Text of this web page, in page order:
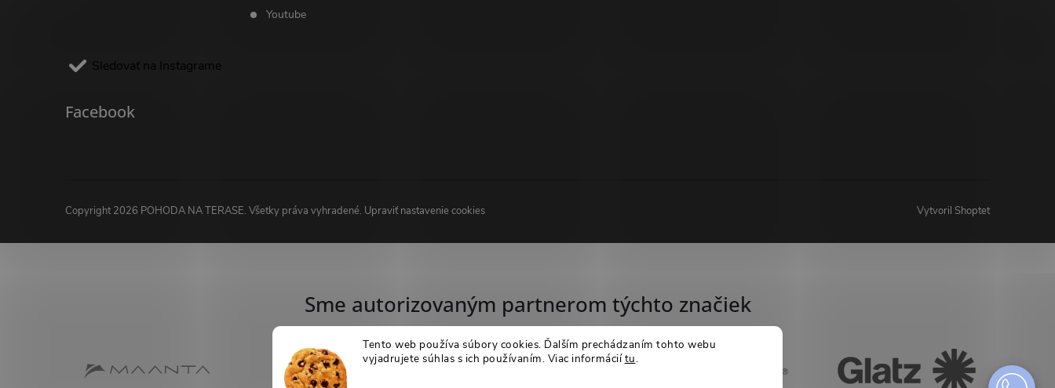
Tento web používa súbory cookies. Ďalším prechádzaním tohto webu
vyjadrujete súhlas s ich používaním. Viac informáciítu.
Sledovať na Instagrame
Youtube
Facebook
Vytvoril Shoptet
Copyright 2026 POHODA NA TERASE. Všetky práva vyhradené. Upraviť nastavenie cookies
Sme autorizovaným partnerom týchto značiek